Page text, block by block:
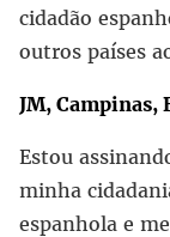
cidadão
outros países
JM, Campinas,
Estou
minha
espanhola e